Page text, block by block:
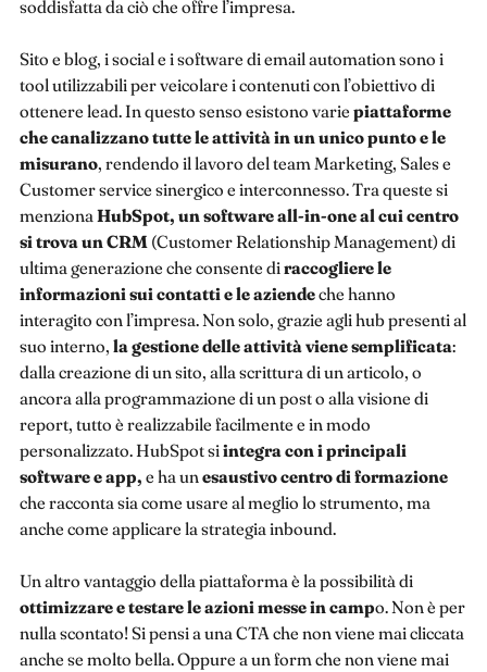
soddisfatta da ciò che offre l’impresa.
Sito e blog, i social e i software di email automation sono i
tool utilizzabili per veicolare i contenuti con l’obiettivo di
ottenere lead. In questo senso esistono varie piattaforme
che canalizzano tutte le attività in un unico punto e le
misurano, rendendo il lavoro del team Marketing, Sales e
Customer service sinergico e interconnesso. Tra queste si
menzionaHubSpot, un software all-in-one al cui centro
si trova un CRM (Customer Relationship Management) di
ultima generazione che consente diraccogliere le
informazioni sui contatti e le aziendeche hanno
interagito con l’impresa. Non solo, grazie agli hub presenti al
suo interno, la gestione delle attività viene semplificata:
dalla creazione di un sito, alla scrittura di un articolo, o
ancora alla programmazione di un post o alla visione di
report, tutto è realizzabile facilmente e in modo
personalizzato. HubSpot siintegra con i principali
software e app, e ha unesaustivo centro di formazione
che racconta sia come usare al meglio lo strumento, ma
anche come applicare la strategia inbound.
Un altro vantaggio della piattaforma è la possibilità di
ottimizzare e testare le azioni messe in campo. Non è per
nulla scontato! Si pensi a una CTA che non viene mai cliccata
anche se molto bella. Oppure a un form che non viene mai